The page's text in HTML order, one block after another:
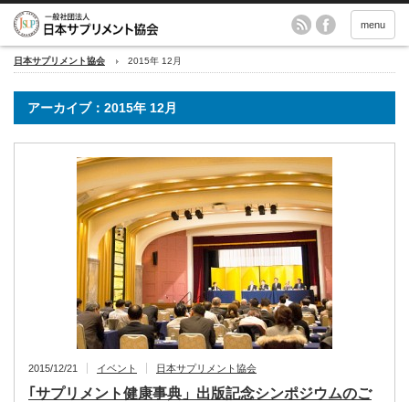
menu
日本サプリメント協会 2015年 12月
アーカイブ：2015年 12月
2015/12/21 イベント 日本サプリメント協会
｢サプリメント健康事典」出版記念シンポジウムのご